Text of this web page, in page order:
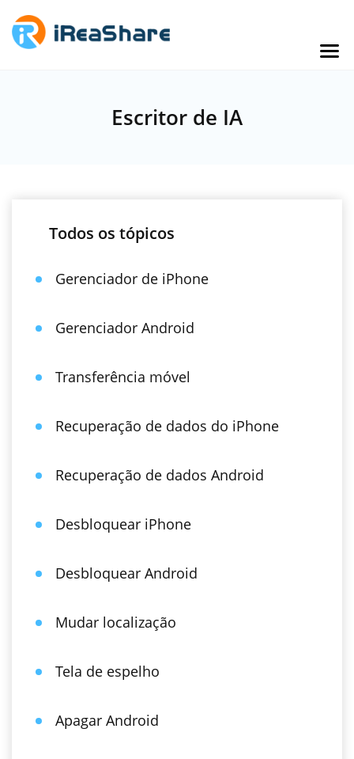
Escritor de IA
Todos os tópicos
Gerenciador de iPhone
Gerenciador Android
Transferência móvel
Recuperação de dados do iPhone
Recuperação de dados Android
Desbloquear iPhone
Desbloquear Android
Mudar localização
Tela de espelho
Apagar Android